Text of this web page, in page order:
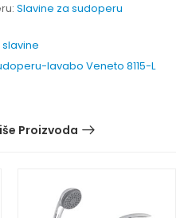
Slavine za sudoperu
lavabo Veneto 8115-L
Proizvoda